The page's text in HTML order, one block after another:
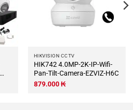
HIKVISION CCTV
HIK742 4.0MP-2K-IP-Wifi-
Pan-Tilt-Camera-EZVIZ-H6C
879.000₭